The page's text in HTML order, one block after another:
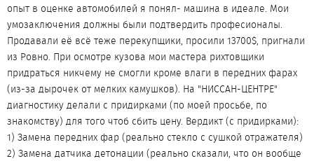
опыт в оценке автомобилей я понял- машина в идеале. Мои
умозаключения должны были подтвердить професионалы.
Продавали её всё теже перекупщики, просили 13700$, пригнали
из Ровно. При осмотре кузова мои мастера рихтовщики
придраться никчему не смогли кроме влаги в передних фарах
(из-за дырочек от мелких камушков). На "НИССАН-ЦЕНТРЕ"
диагностику делали с придирками (по моей просьбе, по
знакомству) для того чтоб сбить цену. Вердикт (с придирками):
1) Замена передних фар (реально стекло с сушкой отражателя)
2) Замена датчика детонации (реально сказали, что он вообще